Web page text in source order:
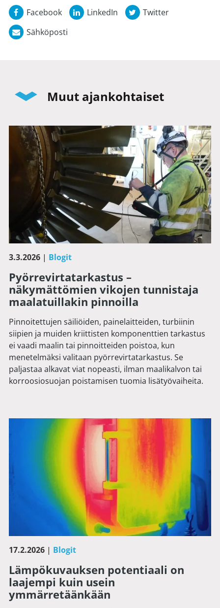
Facebook
LinkedIn
Twitter
Sähköposti
Muut ajankohtaiset
3.3.2026 | Blogit
Pyörrevirtatarkastus –
näkymättömien vikojen tunnistaja
maalatuillakin pinnoilla
Pinnoitettujen säiliöiden, painelaitteiden, turbiinin
siipien ja muiden kriittisten komponenttien tarkastus
ei vaadi maalin tai pinnoitteiden poistoa, kun
menetelmäksi valitaan pyörrevirtatarkastus. Se
paljastaa alkavat viat nopeasti, ilman maalikalvon tai
korroosiosuojan poistamisen tuomia lisätyövaiheita.
17.2.2026 | Blogit
Lämpökuvauksen potentiaali on
laajempi kuin usein
ymmärretäänkään